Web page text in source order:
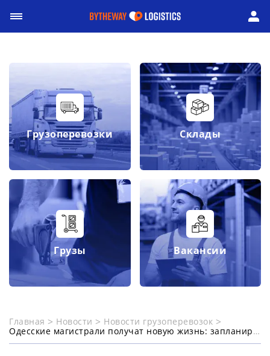
Грузоперевозки Склады
Грузы Вакансии
Главная Новости
Новости грузоперевозок
Одесские магистрали получат новую жизнь: запланировано масштабное восстановление ключевых трасс региона